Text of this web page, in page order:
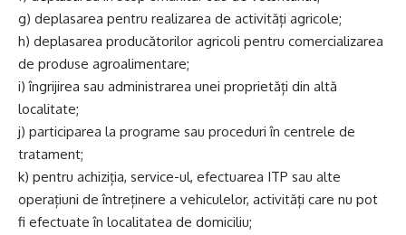
g) deplasarea pentru realizarea de activități agricole;
h) deplasarea producătorilor agricoli pentru comercializarea
de produse agroalimentare;
i) îngrijirea sau administrarea unei proprietăți din altă
localitate;
j) participarea la programe sau proceduri în centrele de
tratament;
k) pentru achiziția, service-ul, efectuarea ITP sau alte
operațiuni de întreținere a vehiculelor, activități care nu pot
fi efectuate în localitatea de domiciliu;